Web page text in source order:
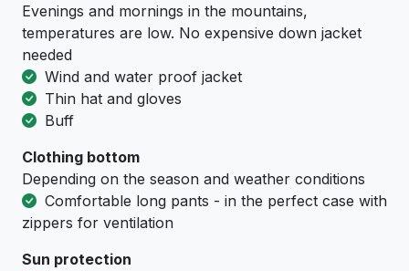
Evenings and mornings in the mountains,
temperatures are low. No expensive down jacket
needed
Wind and water proof jacket
Thin hat and gloves
Buff
Clothing bottom
Depending on the season and weather conditions
Comfortable long pants - in the perfect case with
zippers for ventilation
Sun protection